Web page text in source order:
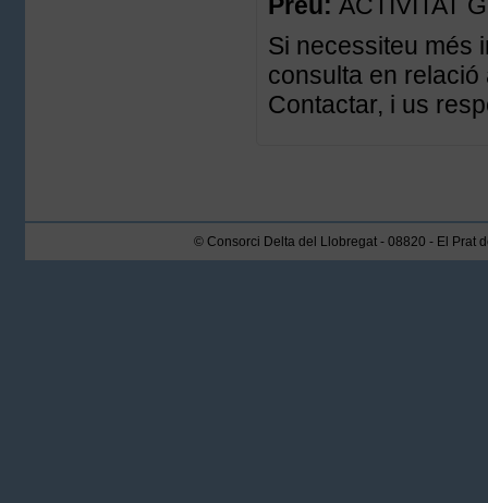
Si necessiteu més
consulta en
Contactar, i us
© Consorci Delta del Llobregat - 08820 - El Prat